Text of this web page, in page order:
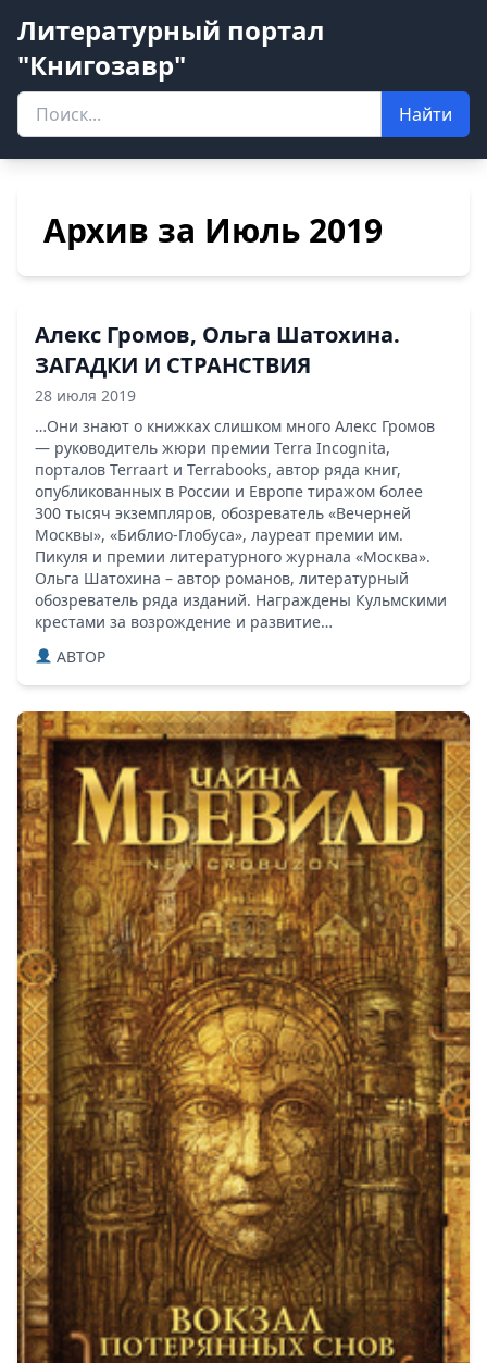
Литературный портал
"Книгозавр"
Найти
Архив за Июль 2019
Алекс Громов, Ольга Шатохина.
ЗАГАДКИ И СТРАНСТВИЯ
28 июля 2019
…Они знают о книжках слишком много Алекс Громов
— руководитель жюри премии Terra Incognita,
порталов Terraart и Terrabooks, автор ряда книг,
опубликованных в России и Европе тиражом более
300 тысяч экземпляров, обозреватель «Вечерней
Москвы», «Библио-Глобуса», лауреат премии им.
Пикуля и премии литературного журнала «Москва».
Ольга Шатохина – автор романов, литературный
обозреватель ряда изданий. Награждены Кульмскими
крестами за возрождение и развитие…
ABTOP